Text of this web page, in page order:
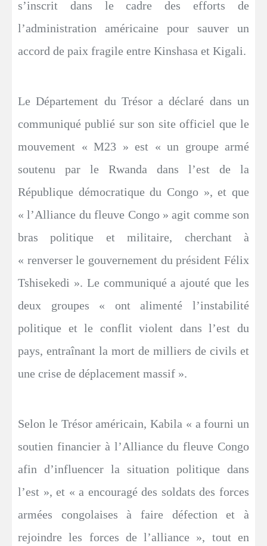
s’inscrit dans le cadre des efforts de
l’administration américaine pour sauver un
accord de paix fragile entre Kinshasa et Kigali.
Le Département du Trésor a déclaré dans un
communiqué publié sur son site officiel que le
mouvement « M23 » est « un groupe armé
soutenu par le Rwanda dans l’est de la
République démocratique du Congo », et que
« l’Alliance du fleuve Congo » agit comme son
bras politique et militaire, cherchant à
« renverser le gouvernement du président Félix
Tshisekedi ». Le communiqué a ajouté que les
deux groupes « ont alimenté l’instabilité
politique et le conflit violent dans l’est du
pays, entraînant la mort de milliers de civils et
une crise de déplacement massif ».
Selon le Trésor américain, Kabila « a fourni un
soutien financier à l’Alliance du fleuve Congo
afin d’influencer la situation politique dans
l’est », et « a encouragé des soldats des forces
armées congolaises à faire défection et à
rejoindre les forces de l’alliance », tout en